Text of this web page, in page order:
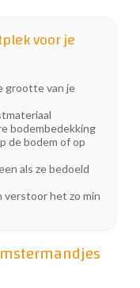
voor je
grootte van je
bodembedekking
de bodem of op
als ze bedoeld
het zo min